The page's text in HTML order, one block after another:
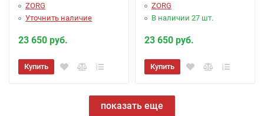
ZORG
Уточнить наличие
23 650 руб.
Купить
ZORG
В наличии 27 шт.
23 650 руб.
Купить
показать еще